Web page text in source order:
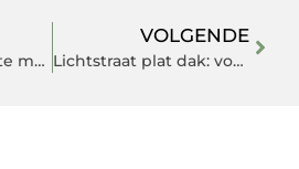
Zo kies je gebruikte magazijnstellingen
VOLGENDE
Lichtstraat plat dak: voorkom gedoe bij naden door eerst naar de opstand te kijken